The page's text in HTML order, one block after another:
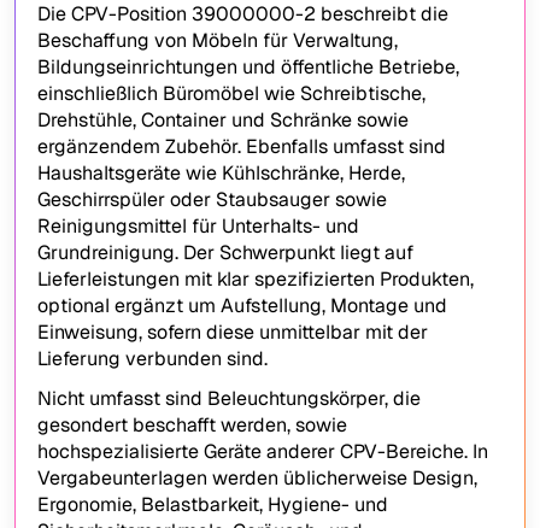
Die CPV-Position 39000000-2 beschreibt die
Beschaffung von Möbeln für Verwaltung,
Bildungseinrichtungen und öffentliche Betriebe,
einschließlich Büromöbel wie Schreibtische,
Drehstühle, Container und Schränke sowie
ergänzendem Zubehör. Ebenfalls umfasst sind
Haushaltsgeräte wie Kühlschränke, Herde,
Geschirrspüler oder Staubsauger sowie
Reinigungsmittel für Unterhalts- und
Grundreinigung. Der Schwerpunkt liegt auf
Lieferleistungen mit klar spezifizierten Produkten,
optional ergänzt um Aufstellung, Montage und
Einweisung, sofern diese unmittelbar mit der
Lieferung verbunden sind.
Nicht umfasst sind Beleuchtungskörper, die
gesondert beschafft werden, sowie
hochspezialisierte Geräte anderer CPV-Bereiche. In
Vergabeunterlagen werden üblicherweise Design,
Ergonomie, Belastbarkeit, Hygiene- und